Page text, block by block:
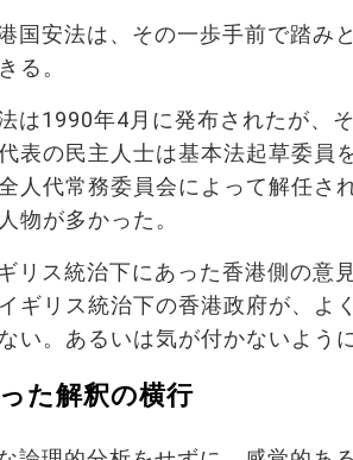
国安法は、その一歩手前で踏み
る。
は1990年4月に発布されたが、
表の民主人士は基本法起草委員
人代常務委員会によって解任さ
物が多かった。
リス統治下にあった香港側の意
ギリス統治下の香港政府が、よ
い。あるいは気が付かないよう
た解釈の横行